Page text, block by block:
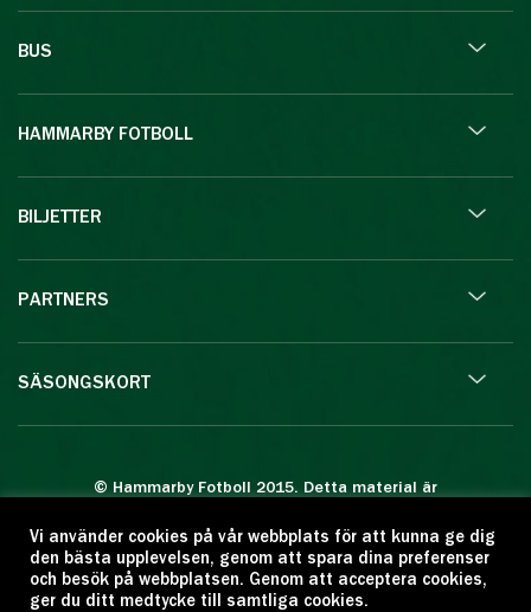
BUS
HAMMARBY FOTBOLL
BILJETTER
PARTNERS
SÄSONGSKORT
© Hammarby Fotboll 2015. Detta material är
Eftertryck eller annan kopiering är förbjuden.
Citera oss gärna men ange källan:
www.hammarbyfotboll.se. Ansvarig utgivare:
Vi använder cookies på vår webbplats för att kunna ge dig
den bästa upplevelsen, genom att spara dina preferenser
och besök på webbplatsen. Genom att acceptera cookies,
ger du ditt medtycke till samtliga cookies.